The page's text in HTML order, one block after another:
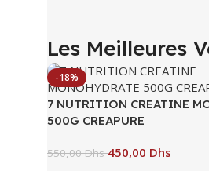
Les Meilleures
-18%
7 NUTRITION CREATINE
500G CREAPURE
550,00Dhs450,00 Dhs